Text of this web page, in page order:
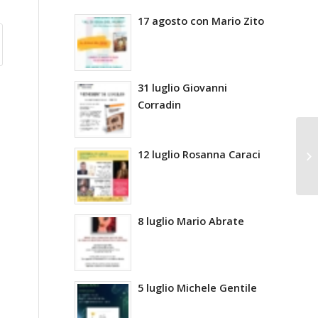
17 agosto con Mario Zito
31 luglio Giovanni
Corradin
12 luglio Rosanna Caraci
8 luglio Mario Abrate
5 luglio Michele Gentile